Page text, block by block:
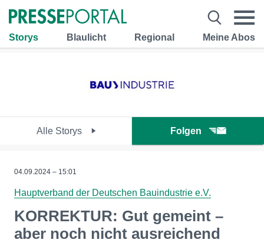
Storys Blaulicht Regional Meine Abos
Alle Storys Folgen
04.09.2024 – 15:01
Hauptverband der Deutschen Bauindustrie e.V.
KORREKTUR: Gut gemeint –
aber noch nicht ausreichend